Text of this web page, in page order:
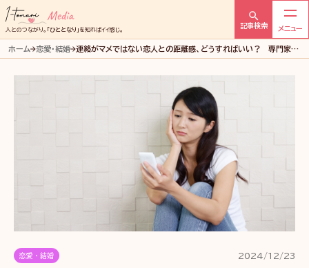
1tonari
メ
デ
ィ
人とのつながり。 「ひととなり」 を知ればイイ感じ。
記事検索 Menu
ホーム 恋愛・結婚
連絡がマメではない恋人との距離感、どうすればいい？ 専門家が
恋愛・結婚 2024/12/23